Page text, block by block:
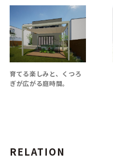
育てる楽しみと、くつろ
ぎが広がる庭時間。
RELATION